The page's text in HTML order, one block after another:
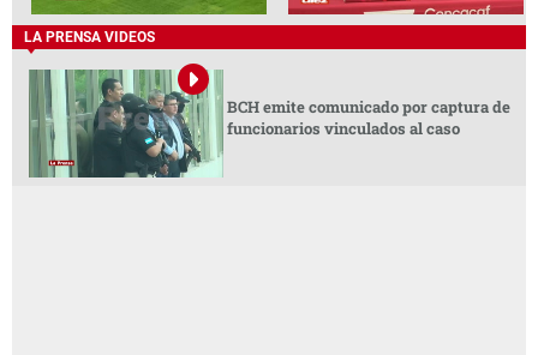
LA PRENSA VIDEOS
BCH emite comunicado por captura de
funcionarios vinculados al caso